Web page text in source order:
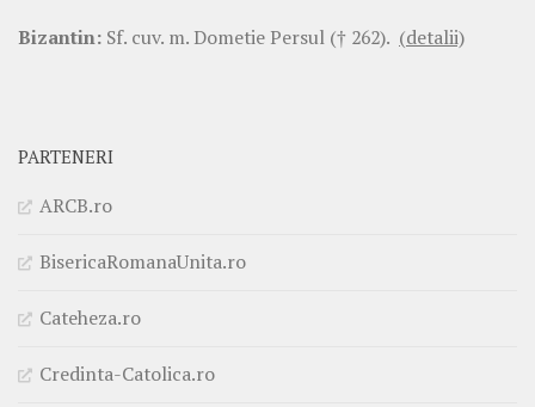
Bizantin: Sf. cuv. m. Dometie Persul († 262). (detalii)
PARTENERI
ARCB.ro
BisericaRomanaUnita.ro
Cateheza.ro
Credinta-Catolica.ro